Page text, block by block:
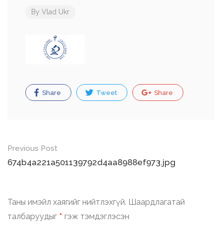
By Vlad Ukr
Share Tweet Share
Post
navigation
Previous Post
674b4a221a501139792d4aa8988ef973.jpg
Таны имэйл хаягийг нийтлэхгүй. Шаардлагатай
талбаруудыг * гэж тэмдэглэсэн